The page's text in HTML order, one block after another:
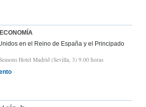
en el Reino de España y el Principado
Hotel Madrid (Sevilla, 3) 9.00 horas